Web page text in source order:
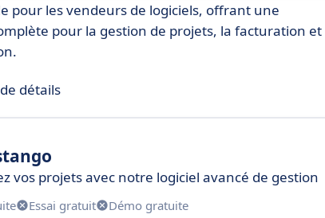
pour les vendeurs de logiciels, offrant une
pour la gestion de projets, la facturation et
détails
vos projets avec notre logiciel avancé de gestion
Essai gratuit Démo gratuite